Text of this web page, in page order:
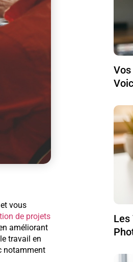
vous
de projets
améliorant
travail en
notamment
Les